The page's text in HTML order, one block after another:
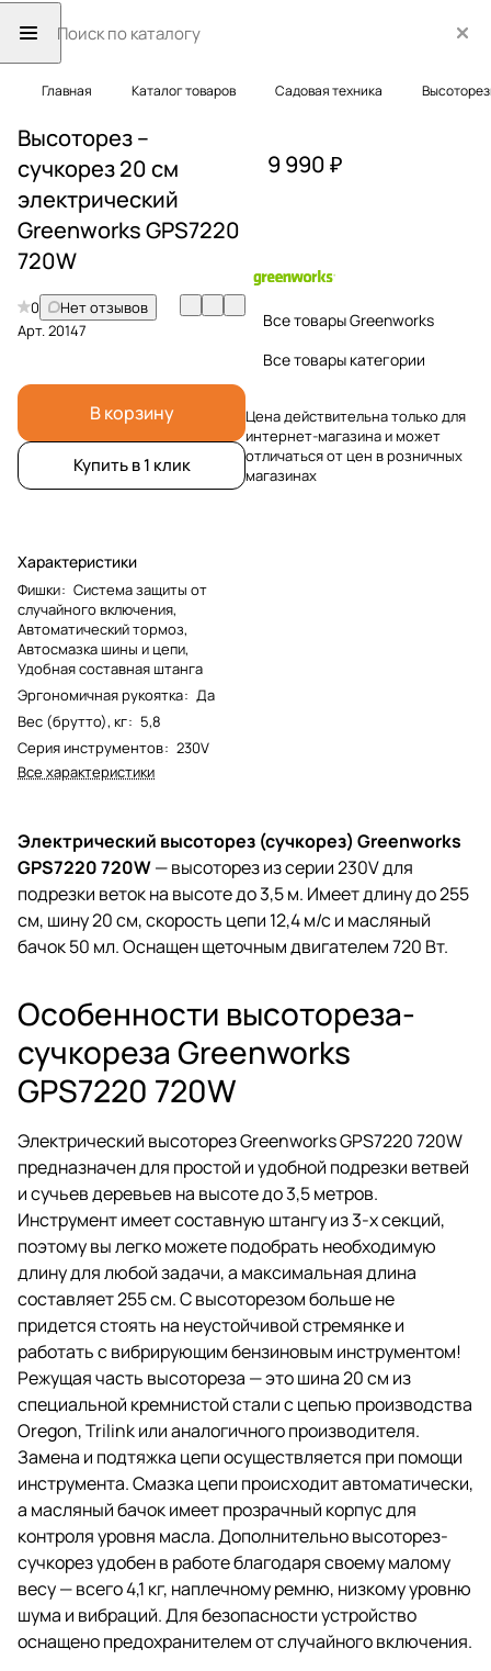
Главная Каталог товаров Садовая техника
Высоторез –
сучкорез 20 см
электрический
Greenworks GPS7220
720W
0
Нет отзывов
Арт.20147
В корзину
Купить в 1 клик
Характеристики
Фишки: Система защиты от
случайного включения,
Автоматический тормоз,
Автосмазка шины и цепи,
Удобная составная штанга
Эргономичная рукоятка: Да
Вес (брутто), кг: 5,8
Серия инструментов: 230V
Все характеристики
9 990 ₽
Все товары Greenworks
Все товары категории
Цена действительна только для
интернет-магазина и может
отличаться от цен в розничных
магазинах
Электрический высоторез (сучкорез) Greenworks
GPS7220 720W— высоторез из серии 230V для
подрезки веток на высоте до 3,5 м. Имеет длину до 255
см, шину 20 см, скорость цепи 12,4 м/с и масляный
бачок 50 мл. Оснащен щеточным двигателем 720 Вт.
Особенности высотореза-
сучкореза Greenworks
GPS7220 720W
Электрический высоторез Greenworks GPS7220 720W
предназначен для простой и удобной подрезки ветвей
и сучьев деревьев на высоте до 3,5 метров.
Инструмент имеет составную штангу из 3-х секций,
поэтому вы легко можете подобрать необходимую
длину для любой задачи, а максимальная длина
составляет 255 см. С высоторезом больше не
придется стоять на неустойчивой стремянке и
работать с вибрирующим бензиновым инструментом!
Режущая часть высотореза — это шина 20 см из
специальной кремнистой стали с цепью производства
Oregon, Trilink или аналогичного производителя.
Замена и подтяжка цепи осуществляется при помощи
инструмента. Смазка цепи происходит автоматически,
а масляный бачок имеет прозрачный корпус для
контроля уровня масла. Дополнительно высоторез-
сучкорез удобен в работе благодаря своему малому
весу — всего 4,1 кг, наплечному ремню, низкому уровню
шума и вибраций. Для безопасности устройство
оснащено предохранителем от случайного включения.